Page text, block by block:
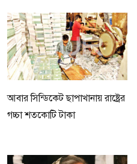
আবার সিন্ডিকেট ছাপাখানায় রাষ্ট্রের
গচ্চা শতকোটি টাকা